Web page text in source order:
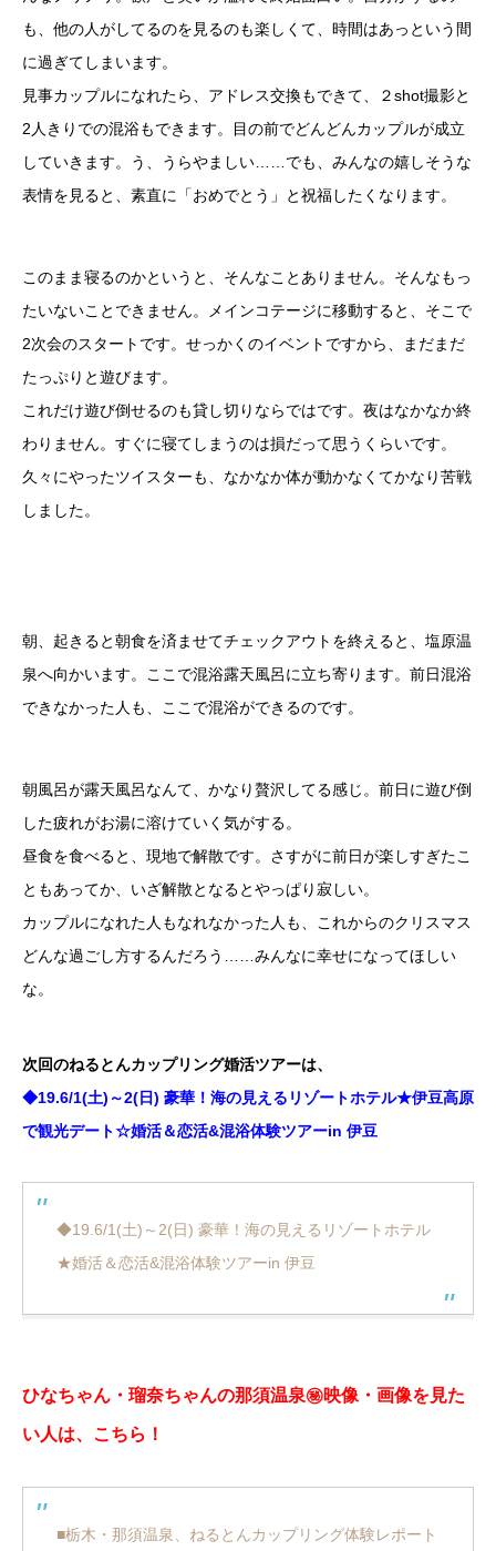
も、他の人がしてるのを見るのも楽しくて、時間はあっという間
に過ぎてしまいます。
見事カップルになれたら、アドレス交換もできて、２shot撮影と
2人きりでの混浴もできます。目の前でどんどんカップルが成立
していきます。う、うらやましい……でも、みんなの嬉しそうな
表情を見ると、素直に「おめでとう」と祝福したくなります。
このまま寝るのかというと、そんなことありません。そんなもっ
たいないことできません。メインコテージに移動すると、そこで
2次会のスタートです。せっかくのイベントですから、まだまだ
たっぷりと遊びます。
これだけ遊び倒せるのも貸し切りならではです。夜はなかなか終
わりません。すぐに寝てしまうのは損だって思うくらいです。
久々にやったツイスターも、なかなか体が動かなくてかなり苦戦
しました。
朝、起きると朝食を済ませてチェックアウトを終えると、塩原温
泉へ向かいます。ここで混浴露天風呂に立ち寄ります。前日混浴
できなかった人も、ここで混浴ができるのです。
朝風呂が露天風呂なんて、かなり贅沢してる感じ。前日に遊び倒
した疲れがお湯に溶けていく気がする。
昼食を食べると、現地で解散です。さすがに前日が楽しすぎたこ
ともあってか、いざ解散となるとやっぱり寂しい。
カップルになれた人もなれなかった人も、これからのクリスマス
どんな過ごし方するんだろう……みんなに幸せになってほしい
な。
次回のねるとんカップリング婚活ツアーは、
◆19.6/1(土)～2(日) 豪華！海の見えるリゾートホテル★伊豆高原
で観光デート☆婚活＆恋活&混浴体験ツアーin 伊豆
◆19.6/1(土)～2(日) 豪華！海の見えるリゾートホテル
★婚活＆恋活&混浴体験ツアーin 伊豆
ひなちゃん・瑠奈ちゃんの那須温泉㊙映像・画像を見た
い人は、こちら！
■栃木・那須温泉、ねるとんカップリング体験レポート